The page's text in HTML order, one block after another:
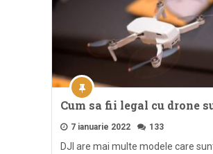
Cum sa fii legal cu drone
7 ianuarie 2022 133
DJI are mai multe modele care